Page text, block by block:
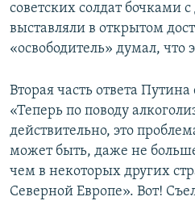
советских солдат бочками
выставляли в открытом
«освободитель» думал, что
Вторая часть ответа
«Теперь по поводу
действительно, это
может быть, даже не
чем в некоторых других
Северной Европе». Вот!